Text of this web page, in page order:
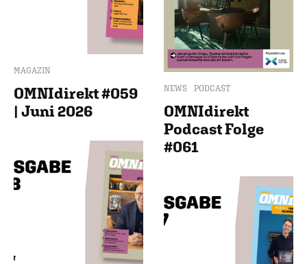
MAGAZIN
OMNIdirekt #059
| Juni 2026
NEWS PODCAST
OMNIdirekt
Podcast Folge
#061